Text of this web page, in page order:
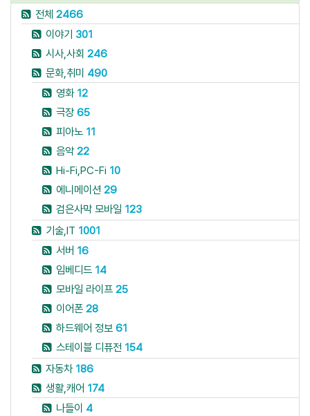
전체 2466
이야기 301
시사,사회 246
문화,취미 490
영화 12
극장65
피아노 11
음악22
Hi-Fi,PC-Fi 10
에니메이션 29
검은사막 모바일 123
기술,IT 1001
서버 16
임베디드 14
모바일 라이프 25
이어폰 28
하드웨어 정보 61
스테이블 디퓨전 154
자동차 186
생활,캐어 174
나들이 4